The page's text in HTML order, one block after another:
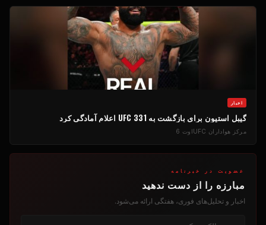
اخبار
گیبل استیون برای بازگشت به UFC 331 اعلام آمادگی کرد
مرکز هواداران UFC اوت 6
عضویت در خبرنامه
مبارزه را از دست ندهید
اخبار و تحلیل‌های فوری، هفتگی ارائه می‌شود.